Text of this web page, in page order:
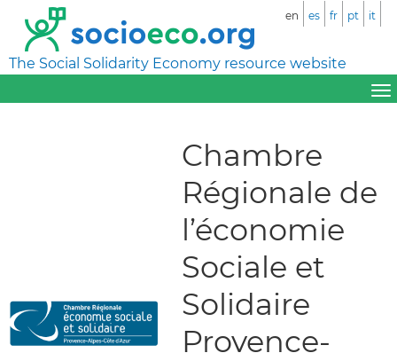
The Social Solidarity Economy resource website
en es fr pt it
Chambre
Régionale de
l’économie
Sociale et
Solidaire
Provence-